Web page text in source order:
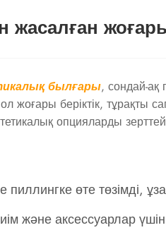
былғары, сондай-ақ
жоғары беріктік, тұрақты
опцияларды
өте төзімді,
және аксессуарлар